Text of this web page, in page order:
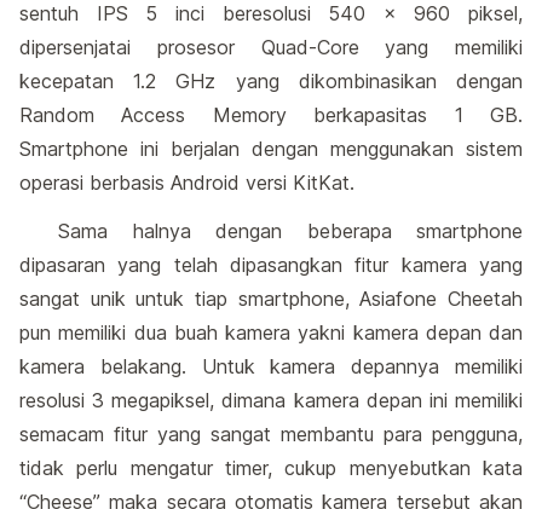
sentuh IPS 5 inci beresolusi 540 x 960 piksel,
dipersenjatai prosesor Quad-Core yang memiliki
kecepatan 1.2 GHz yang dikombinasikan dengan
Random Access Memory berkapasitas 1 GB.
Smartphone ini berjalan dengan menggunakan sistem
operasi berbasis Android versi KitKat.
Sama halnya dengan beberapa smartphone
dipasaran yang telah dipasangkan fitur kamera yang
sangat unik untuk tiap smartphone, Asiafone Cheetah
pun memiliki dua buah kamera yakni kamera depan dan
kamera belakang. Untuk kamera depannya memiliki
resolusi 3 megapiksel, dimana kamera depan ini memiliki
semacam fitur yang sangat membantu para pengguna,
tidak perlu mengatur timer, cukup menyebutkan kata
“Cheese” maka secara otomatis kamera tersebut akan